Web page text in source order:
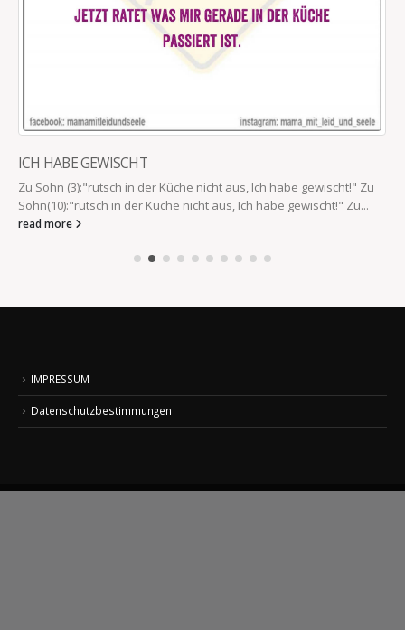
ICH HABE GEWISCHT
Zu Sohn (3):"rutsch in der Küche nicht aus, Ich habe gewischt!" Zu
Sohn(10):"rutsch in der Küche nicht aus, Ich habe gewischt!" Zu...
read more
IMPRESSUM
Datenschutzbestimmungen